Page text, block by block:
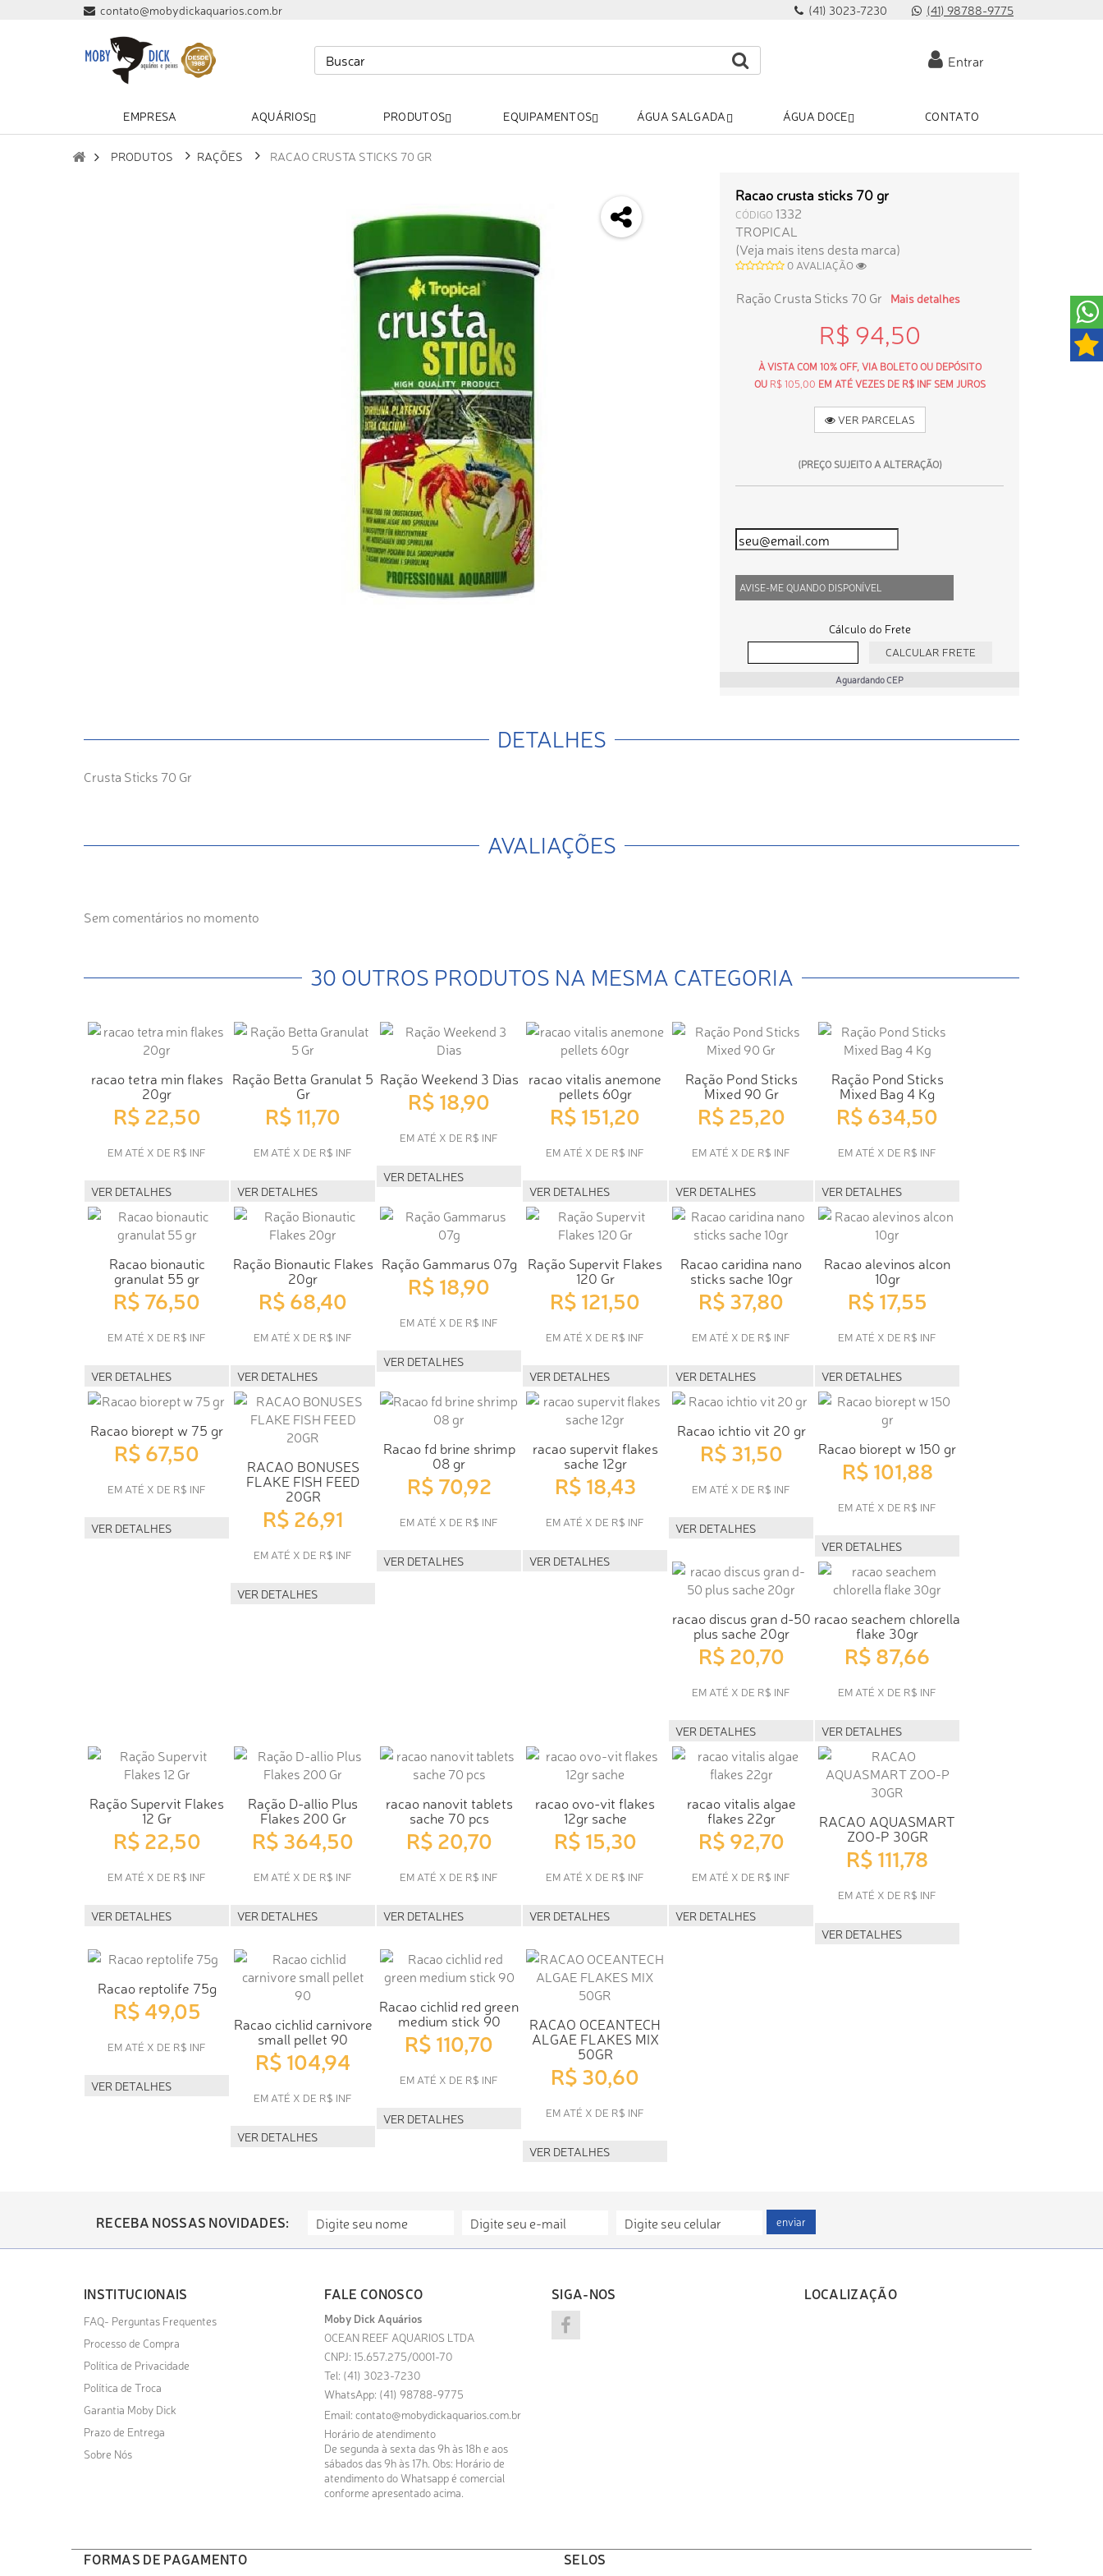
contato@mobydickaquarios.com.br (41) 3023-7230 (41) 98788-9775
Entrar
EMPRESA AQUÁRIOS PRODUTOS EQUIPAMENTOS ÁGUA SALGADA ÁGUA DOCE CONTATO
PRODUTOS RAÇÕES RACAO CRUSTA STICKS 70 GR
Racao crusta sticks 70 gr
CÓDIGO 1332
TROPICAL
(Veja mais itens desta marca)
0 AVALIAÇÃO
Ração Crusta Sticks 70 Gr Mais detalhes
R$ 94,50
À VISTA COM 10% OFF, VIA BOLETO OU DEPÓSITO
OU R$ 105,00 EM ATÉ VEZES DE R$ INF SEM JUROS
VER PARCELAS
(PREÇO SUJEITO A ALTERAÇÃO)
AVISE-ME QUANDO DISPONÍVEL
Cálculo do Frete
Aguardando CEP
DETALHES
Crusta Sticks 70 Gr
AVALIAÇÕES
Sem comentários no momento
30 OUTROS PRODUTOS NA MESMA CATEGORIA
racao tetra min flakes
20gr
R$ 22,50
EM ATÉ X DE R$ INF
VER DETALHES
Ração Betta Granulat 5
Gr
R$ 11,70
EM ATÉ X DE R$ INF
VER DETALHES
Ração Weekend 3 Dias
R$ 18,90
EM ATÉ X DE R$ INF
VER DETALHES
racao vitalis anemone
pellets 60gr
R$ 151,20
EM ATÉ X DE R$ INF
VER DETALHES
Ração Pond Sticks
Mixed 90 Gr
R$ 25,20
EM ATÉ X DE R$ INF
VER DETALHES
Ração Pond Sticks
Mixed Bag 4 Kg
R$ 634,50
EM ATÉ X DE R$ INF
VER DETALHES
Racao bionautic
granulat 55 gr
R$ 76,50
EM ATÉ X DE R$ INF
VER DETALHES
Ração Bionautic Flakes
20gr
R$ 68,40
EM ATÉ X DE R$ INF
VER DETALHES
Ração Gammarus 07g
R$ 18,90
EM ATÉ X DE R$ INF
VER DETALHES
Ração Supervit Flakes
120 Gr
R$ 121,50
EM ATÉ X DE R$ INF
VER DETALHES
Racao caridina nano
sticks sache 10gr
R$ 37,80
EM ATÉ X DE R$ INF
VER DETALHES
Racao alevinos alcon
10gr
R$ 17,55
EM ATÉ X DE R$ INF
VER DETALHES
Racao biorept w 75 gr
R$ 67,50
EM ATÉ X DE R$ INF
VER DETALHES
RACAO BONUSES
FLAKE FISH FEED
20GR
R$ 26,91
EM ATÉ X DE R$ INF
VER DETALHES
Racao fd brine shrimp
08 gr
R$ 70,92
EM ATÉ X DE R$ INF
VER DETALHES
racao supervit flakes
sache 12gr
R$ 18,43
EM ATÉ X DE R$ INF
VER DETALHES
Racao ichtio vit 20 gr
R$ 31,50
EM ATÉ X DE R$ INF
VER DETALHES
Racao biorept w 150 gr
R$ 101,88
EM ATÉ X DE R$ INF
VER DETALHES
racao discus gran d-50
plus sache 20gr
R$ 20,70
EM ATÉ X DE R$ INF
VER DETALHES
racao seachem chlorella
flake 30gr
R$ 87,66
EM ATÉ X DE R$ INF
VER DETALHES
Ração Supervit Flakes
12 Gr
R$ 22,50
EM ATÉ X DE R$ INF
VER DETALHES
Ração D-allio Plus
Flakes 200 Gr
R$ 364,50
EM ATÉ X DE R$ INF
VER DETALHES
racao nanovit tablets
sache 70 pcs
R$ 20,70
EM ATÉ X DE R$ INF
VER DETALHES
racao ovo-vit flakes
12gr sache
R$ 15,30
EM ATÉ X DE R$ INF
VER DETALHES
racao vitalis algae
flakes 22gr
R$ 92,70
EM ATÉ X DE R$ INF
VER DETALHES
RACAO AQUASMART
ZOO-P 30GR
R$ 111,78
EM ATÉ X DE R$ INF
VER DETALHES
Racao reptolife 75g
R$ 49,05
EM ATÉ X DE R$ INF
VER DETALHES
Racao cichlid carnivore
small pellet 90
R$ 104,94
EM ATÉ X DE R$ INF
VER DETALHES
Racao cichlid red green
medium stick 90
R$ 110,70
EM ATÉ X DE R$ INF
VER DETALHES
RACAO OCEANTECH
ALGAE FLAKES MIX
50GR
R$ 30,60
EM ATÉ X DE R$ INF
VER DETALHES
RECEBA NOSSAS NOVIDADES: enviar
INSTITUCIONAIS
FAQ- Perguntas Frequentes
Processo de Compra
Política de Privacidade
Política de Troca
Garantia Moby Dick
Prazo de Entrega
Sobre Nós
FALE CONOSCO
Moby Dick Aquários
OCEAN REEF AQUARIOS LTDA
CNPJ: 15.657.275/0001-70
Tel: (41) 3023-7230
WhatsApp: (41) 98788-9775
Email: contato@mobydickaquarios.com.br
Horário de atendimento
De segunda à sexta das 9h às 18h e aos
sábados das 9h às 17h. Obs: Horário de
atendimento do Whatsapp é comercial
conforme apresentado acima.
SIGA-NOS LOCALIZAÇÃO
FORMAS DE PAGAMENTO SELOS